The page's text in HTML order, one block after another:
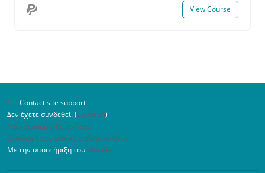
an account. If you have any questions about this
course or wish to inquire about group registrations
View Course
Contact site support
Δεν έχετε συνδεθεί. (Σύνδεση)
Λήψη εφαρμογής κινητού
Εναλλαγή στο τυπικό αισθητικό θέμα
Με την υποστήριξη του Moodle